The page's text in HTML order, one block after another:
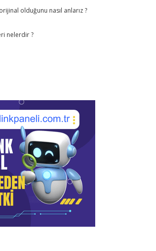
olduğunu nasıl anlarız ?
nelerdir ?